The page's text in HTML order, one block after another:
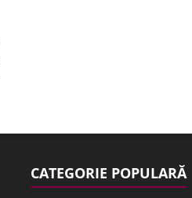
CATEGORIE POPULARĂ